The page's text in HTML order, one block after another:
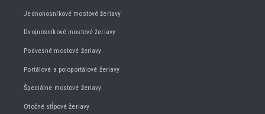
Jednonosníkové mostové žeriavy
Dvojnosníkové mostové žeriavy
Podvesné mostové žeriavy
Portálové a poloportálové žeriavy
Špeciálne mostové žeriavy
Otočné stĺpové žeriavy